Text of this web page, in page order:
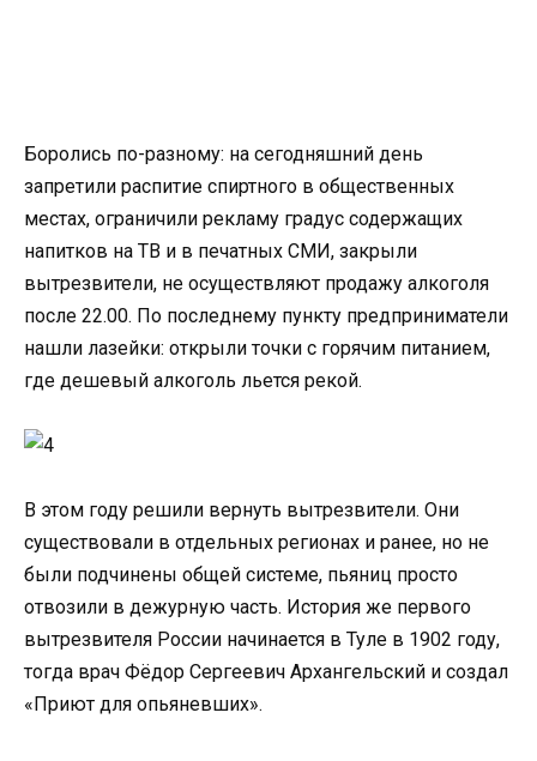
Боролись по-разному: на сегодняшний день
запретили распитие спиртного в общественных
местах, ограничили рекламу градус содержащих
напитков на ТВ и в печатных СМИ, закрыли
вытрезвители, не осуществляют продажу алкоголя
после 22.00. По последнему пункту предприниматели
нашли лазейки: открыли точки с горячим питанием,
где дешевый алкоголь льется рекой.
В этом году решили вернуть вытрезвители. Они
существовали в отдельных регионах и ранее, но не
были подчинены общей системе, пьяниц просто
отвозили в дежурную часть. История же первого
вытрезвителя России начинается в Туле в 1902 году,
тогда врач Фёдор Сергеевич Архангельский и создал
«Приют для опьяневших».